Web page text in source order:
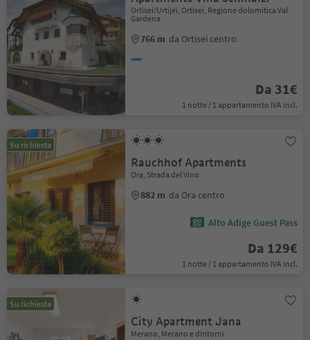
Ortisei/Urtijëi, Ortisei, Regione dolomitica Val
Gardena
766 m da Ortisei centro
Da 31€
1 notte / 1 appartamento IVA incl.
Su richiesta
Rauchhof Apartments
Ora, Strada del Vino
882 m da Ora centro
Alto Adige Guest Pass
Da 129€
1 notte / 1 appartamento IVA incl.
Su richiesta
City Apartment Jana
Merano, Merano e dintorni